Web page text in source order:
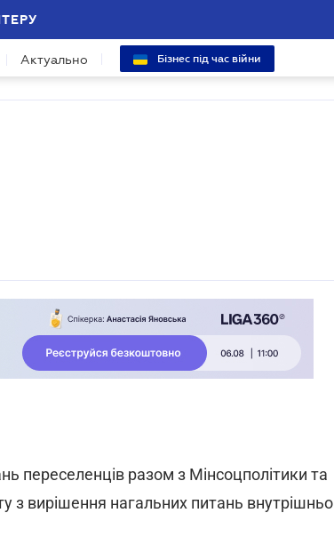
Актуально Бізнес під час війни
переселенців разом з Мінсоцполітики та
з вирішення нагальних питань внутрішньо